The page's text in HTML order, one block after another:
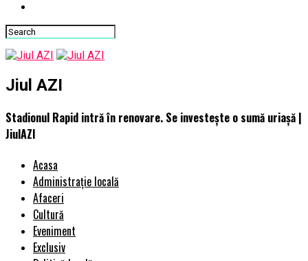
Jiul AZI
Stadionul Rapid intră în renovare. Se investește o sumă uriașă |
JiulAZI
Acasa
Administrație locală
Afaceri
Cultură
Eveniment
Exclusiv